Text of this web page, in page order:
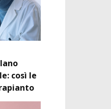
così le